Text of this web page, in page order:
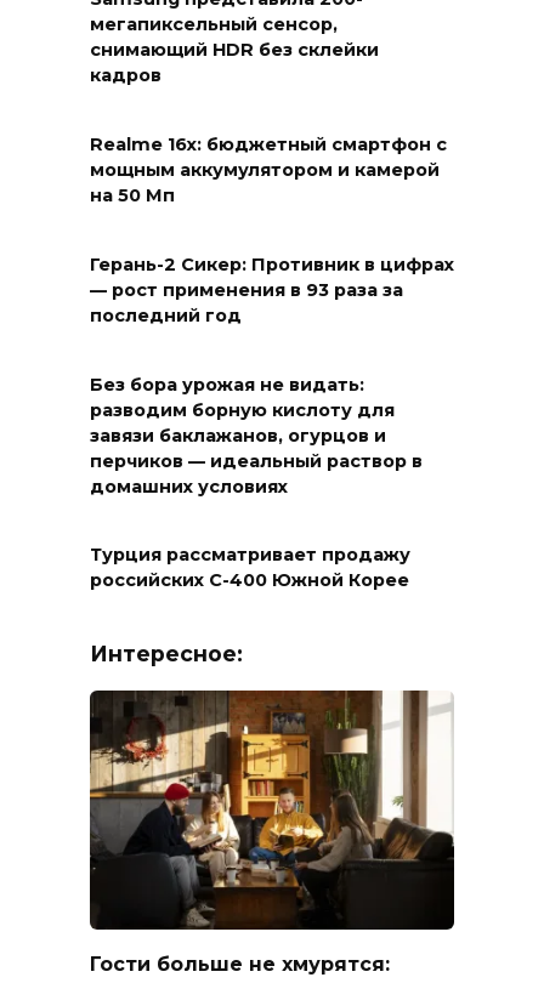
мегапиксельный сенсор,
снимающий HDR без склейки
кадров
Realme 16x: бюджетный смартфон с
мощным аккумулятором и камерой
на 50 Мп
Герань-2 Сикер: Противник в цифрах
— рост применения в 93 раза за
последний год
Без бора урожая не видать:
разводим борную кислоту для
завязи баклажанов, огурцов и
перчиков — идеальный раствор в
домашних условиях
Турция рассматривает продажу
российских С-400 Южной Корее
Интересное:
Гости больше не хмурятся: